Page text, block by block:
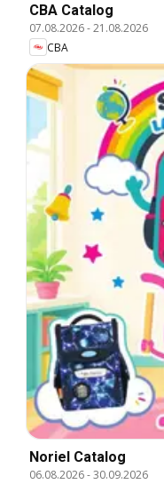
CBA Catalog
07.08.2026-21.08.2026
CBA
Noriel Catalog
06.08.2026-30.09.2026